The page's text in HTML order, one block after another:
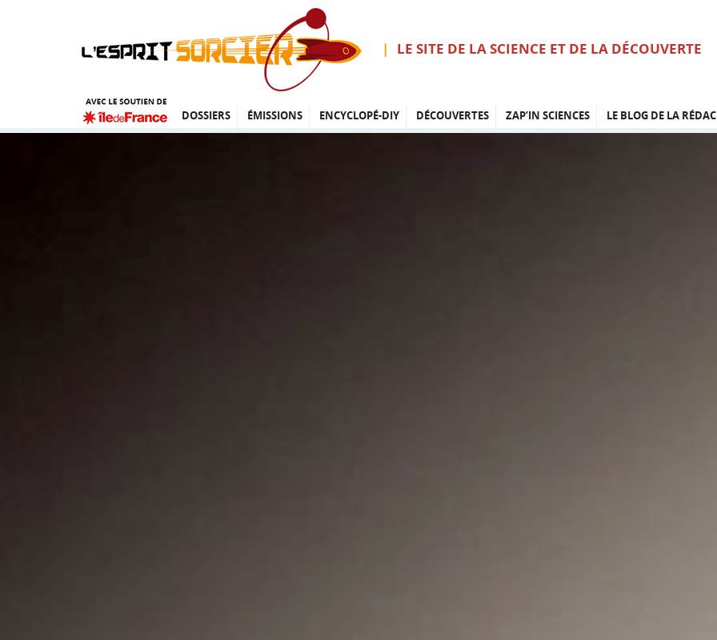
LE SITE DE LA SCIENCE ET DE LA DÉCOUVERTE
DOSSIERS ÉMISSIONS ENCYCLOPÉ-DIY DÉCOUVERTES ZAP’IN SCIENCES LE BLOG DE LA RÉDAC